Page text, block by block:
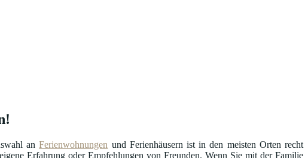
anFerienwohnungen und Ferienhäusern ist in den meisten Orten recht
Erfahrung oder Empfehlungen von Freunden. Wenn Sie mit der Familie